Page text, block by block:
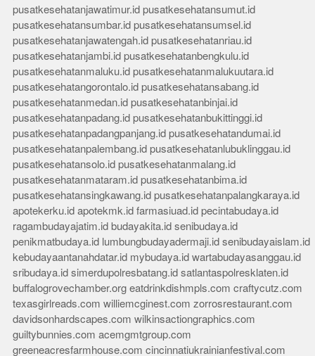
pusatkesehatanjawatimur.id pusatkesehatansumut.id
pusatkesehatansumbar.id pusatkesehatansumsel.id
pusatkesehatanjawatengah.id pusatkesehatanriau.id
pusatkesehatanjambi.id pusatkesehatanbengkulu.id
pusatkesehatanmaluku.id pusatkesehatanmalukuutara.id
pusatkesehatangorontalo.id pusatkesehatansabang.id
pusatkesehatanmedan.id pusatkesehatanbinjai.id
pusatkesehatanpadang.id pusatkesehatanbukittinggi.id
pusatkesehatanpadangpanjang.id pusatkesehatandumai.id
pusatkesehatanpalembang.id pusatkesehatanlubuklinggau.id
pusatkesehatansolo.id pusatkesehatanmalang.id
pusatkesehatanmataram.id pusatkesehatanbima.id
pusatkesehatansingkawang.id pusatkesehatanpalangkaraya.id
apotekerku.id apotekmk.id farmasiuad.id pecintabudaya.id
ragambudayajatim.id budayakita.id senibudaya.id
penikmatbudaya.id lumbungbudayadermaji.id senibudayaislam.id
kebudayaantanahdatar.id mybudaya.id wartabudayasanggau.id
sribudaya.id simerdupolresbatang.id satlantaspolresklaten.id
buffalogrovechamber.org eatdrinkdishmpls.com craftycutz.com
texasgirlreads.com williemcginest.com zorrosrestaurant.com
davidsonhardscapes.com wilkinsactiongraphics.com
guiltybunnies.com acemgmtgroup.com
greeneacresfarmhouse.com cincinnatiukrainianfestival.com